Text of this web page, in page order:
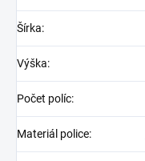
Šírka:
Výška:
Počet políc:
Materiál police: